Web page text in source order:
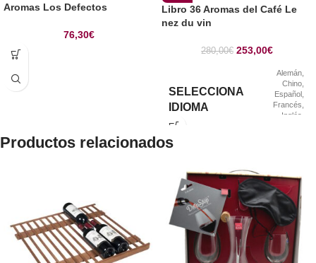
Aromas Los Defectos
76,30€
Libro 36 Aromas del Café Le
nez du vin
280,00€ 253,00€
SELECCIONA
IDIOMA
Alemán
Chino
Español
Francés
Inglés
Productos relacionados